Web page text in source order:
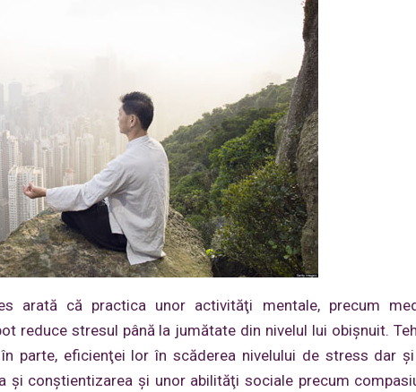
arată că practica unor activităţi mentale, precum
reduce stresul până la jumătate din nivelul lui obişnuit.
parte, eficienţei lor în scăderea nivelului de stress dar
şi conştientizarea și unor abilităţi sociale precum